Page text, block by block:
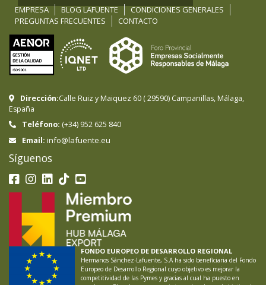
EMPRESA BLOG LAFUENTE
CONDICIONES GENERALES
PREGUNTAS FRECUENTES
CONTACTO
Dirección:Calle Ruiz y Maiquez 60 (29590) Campanillas, Málaga,
España
Teléfono: (+34) 952 625 840
Email: info@lafuente.eu
Síguenos
FONDO EUROPEO DE DESARROLLO REGIONAL
Hermanos Sánchez-Lafuente, S.A ha sido beneficiaria del Fondo
Europeo de Desarrollo Regional cuyo objetivo es mejorar la
competitividad de las Pymes y gracias al cual ha puesto en